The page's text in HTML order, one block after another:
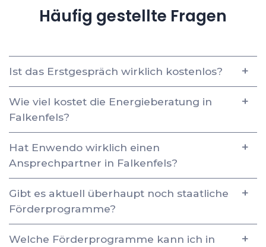
Häufig gestellte Fragen
Ist das Erstgespräch wirklich kostenlos?
Wie viel kostet die Energieberatung in
Falkenfels?
Hat Enwendo wirklich einen
Ansprechpartner in Falkenfels?
Gibt es aktuell überhaupt noch staatliche
Förderprogramme?
Welche Förderprogramme kann ich in